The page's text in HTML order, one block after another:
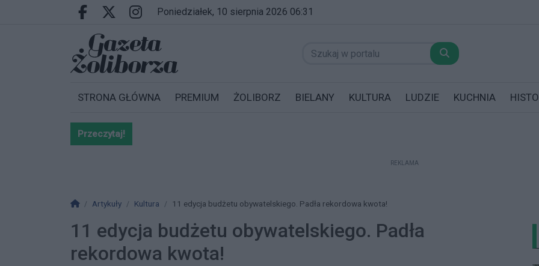
Przejdź do głównych treści
Przejdź do wyszukiwarki
Przejdź do głównego menu
Facebook.com
X.comInstagram.com
poniedziałek, 10 sierpnia 2026 06:31
STRONA GŁÓWNA PREMIUM ŻOLIBORZ BIELANY KULTURA LUDZIE KUCHNIA
Przeczytaj!
REKLAMA
Strona główna
Artykuły Kultura 11 edycja budżetu obywatelskiego. Padła rekordowa kwota!
11 edycja budżetu obywatelskiego. Padła
rekordowa kwota!